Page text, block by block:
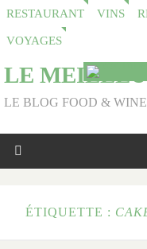
RESTAURANT VINS
VOYAGES
LE
LE BLOG FOOD &
ÉTIQUETTE :